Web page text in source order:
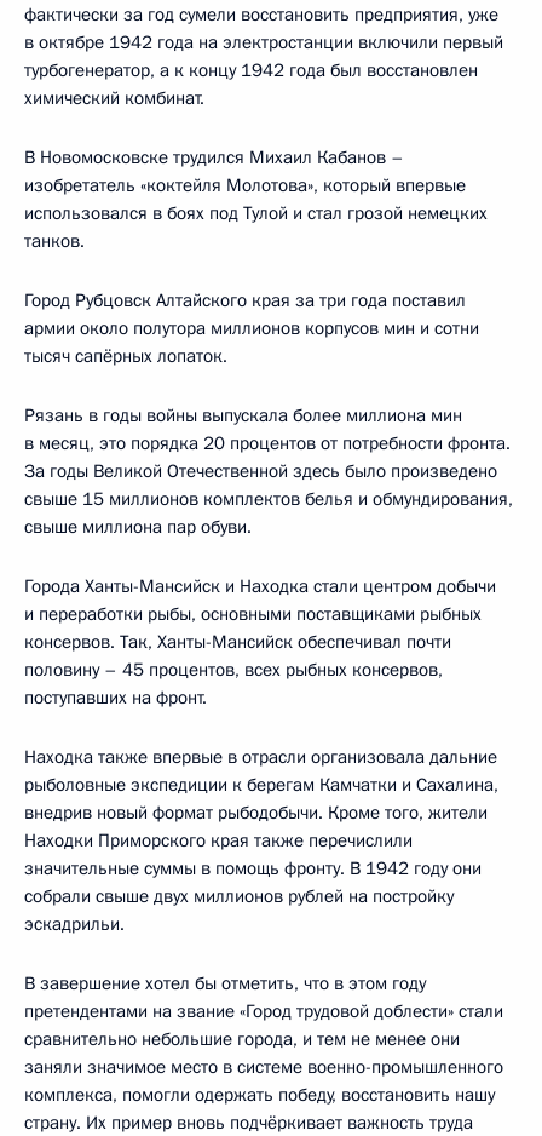
фактически за год сумели восстановить предприятия, уже
в октябре 1942 года на электростанции включили первый
турбогенератор, а к концу 1942 года был восстановлен
химический комбинат.
В Новомосковске трудился Михаил Кабанов –
изобретатель «коктейля Молотова», который впервые
использовался в боях под Тулой и стал грозой немецких
танков.
Город Рубцовск Алтайского края за три года поставил
армии около полутора миллионов корпусов мин и сотни
тысяч сапёрных лопаток.
Рязань в годы войны выпускала более миллиона мин
в месяц, это порядка 20 процентов от потребности фронта.
За годы Великой Отечественной здесь было произведено
свыше 15 миллионов комплектов белья и обмундирования,
свыше миллиона пар обуви.
Города Ханты-Мансийск и Находка стали центром добычи
и переработки рыбы, основными поставщиками рыбных
консервов. Так, Ханты-Мансийск обеспечивал почти
половину – 45 процентов, всех рыбных консервов,
поступавших на фронт.
Находка также впервые в отрасли организовала дальние
рыболовные экспедиции к берегам Камчатки и Сахалина,
внедрив новый формат рыбодобычи. Кроме того, жители
Находки Приморского края также перечислили
значительные суммы в помощь фронту. В 1942 году они
собрали свыше двух миллионов рублей на постройку
эскадрильи.
В завершение хотел бы отметить, что в этом году
претендентами на звание «Город трудовой доблести» стали
сравнительно небольшие города, и тем не менее они
заняли значимое место в системе военно-промышленного
комплекса, помогли одержать победу, восстановить нашу
страну. Их пример вновь подчёркивает важность труда